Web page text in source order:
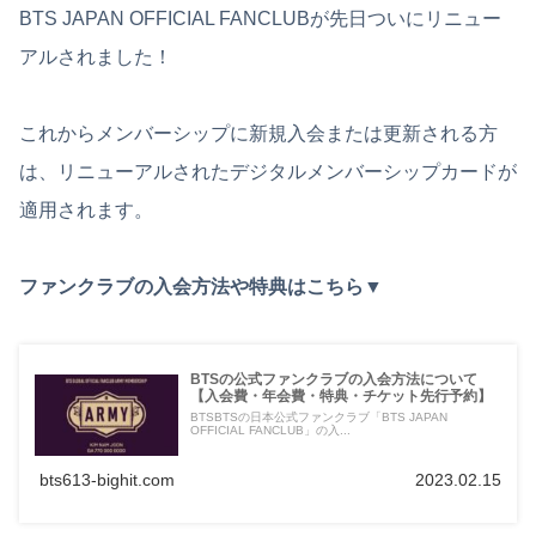
BTS JAPAN OFFICIAL FANCLUBが先日ついにリニュー
アルされました！
これからメンバーシップに新規入会または更新される方
は、リニューアルされたデジタルメンバーシップカードが
適用されます。
ファンクラブの入会方法や特典はこちら▼
BTSの公式ファンクラブの入会方法について
【入会費・年会費・特典・チケット先行予約】
BTSBTSの日本公式ファンクラブ「BTS JAPAN
OFFICIAL FANCLUB」の入...
bts613-bighit.com 2023.02.15